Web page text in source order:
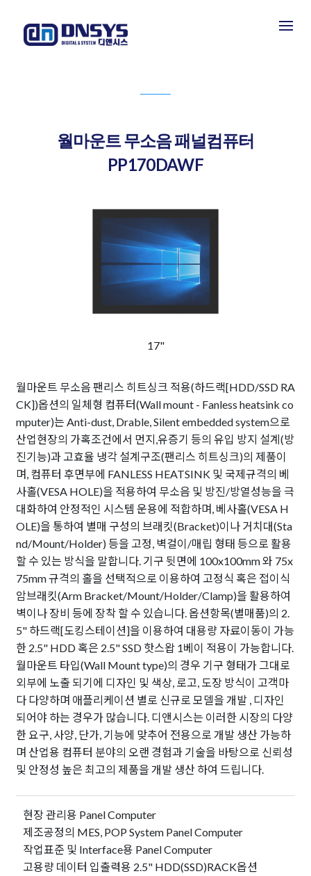
월마운트 무소음 패널컴퓨터
17"
월마운트 무소음 팬리스 히트싱크 적용(하드랙[HDD/SSD RA
CK])옵션의 일체형 컴퓨터(Wall mount - Fanless heatsink co
mputer)는 Anti-dust, Drable, Silent embedded system으로
산업현장의 가혹조건에서 먼지,유증기 등의 유입 방지 설계(방
진기능)과 고효율 냉각 설계구조(팬리스 히트싱크)의 제품이
며, 컴퓨터 후면부에 FANLESS HEATSINK 및 국제규격의 베
사홀(VESA HOLE)을 적용하여 무소음 및 방진/방열성능을 극
대화하여 안정적인 시스템 운용에 적합하며, 베사홀(VESA H
OLE)을 통하여 별매 구성의 브래킷(Bracket)이나 거치대(Sta
nd/Mount/Holder) 등을 고정, 벽걸이/매립 형태 등으로 활용
할 수 있는 방식을 말합니다. 기구 뒷면에 100x100mm 와 75x
75mm 규격의 홀을 선택적으로 이용하여 고정식 혹은 접이식
암브래킷(Arm Bracket/Mount/Holder/Clamp)을 활용하여
벽이나 장비 등에 장착 할 수 있습니다. 옵션항목(별매품)의 2.
5" 하드랙[도킹스테이션]을 이용하여 대용량 자료이동이 가능
한 2.5" HDD 혹은 2.5" SSD 핫스왑 1베이 적용이 가능합니다.
월마운트 타입(Wall Mount type)의 경우 기구 형태가 그대로
외부에 노출 되기에 디자인 및 색상, 로고, 도장 방식이 고객마
다 다양하며 애플리케이션 별로 신규로 모델을 개발 , 디자인
되어야 하는 경우가 많습니다. 디앤시스는 이러한 시장의 다양
한 요구, 사양, 단가, 기능에 맞추어 전용으로 개발 생산 가능하
며 산업용 컴퓨터 분야의 오랜 경험과 기술을 바탕으로 신뢰성
및 안정성 높은 최고의 제품을 개발 생산 하여 드립니다.
현장 관리용 Panel Computer
제조공정의 MES, POP System Panel Computer
작업표준 및 Interface용 Panel Computer
고용량 데이터 입출력용 2.5" HDD(SSD)RACK옵션
PP170DAWF